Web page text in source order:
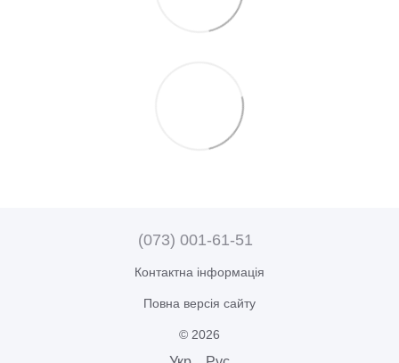
(073) 001-61-51
Контактна інформація
Повна версія сайту
© 2026